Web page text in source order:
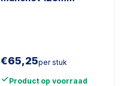
€65,25per stuk
Product op voorraad